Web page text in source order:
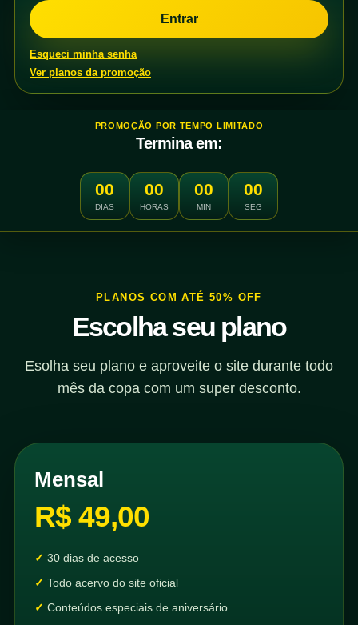
Esqueci minha senha
Ver planos da promoção
PROMOÇÃO POR TEMPO LIMITADO
Termina em:
00
DIAS
00
HORAS
00
MIN
00
SEG
PLANOS COM ATÉ 50% OFF
Escolha seu plano
Esolha seu plano e aproveite o site durante todo
mês da copa com um super desconto.
Mensal
R$ 49,00
30 dias de acesso
Todo acervo do site oficial
Conteúdos especiais de aniversário